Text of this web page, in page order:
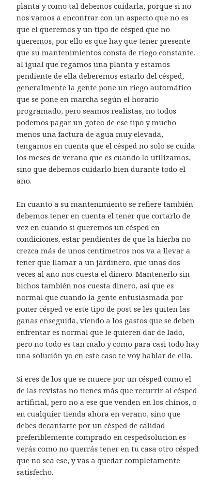
planta y como tal debemos cuidarla, porque si no
nos vamos a encontrar con un aspecto que no es
que el queremos y un tipo de césped que no
queremos, por ello es que hay que tener presente
que su mantenimientos consta de riego constante,
al igual que regamos una planta y estamos
pendiente de ella deberemos estarlo del césped,
generalmente la gente pone un riego automático
que se pone en marcha según el horario
programado, pero seamos realistas, no todos
podemos pagar un goteo de ese tipo y mucho
menos una factura de agua muy elevada,
tengamos en cuenta que el césped no solo se cuida
los meses de verano que es cuando lo utilizamos,
sino que debemos cuidarlo bien durante todo el
año.
En cuanto a su mantenimiento se refiere también
debemos tener en cuenta el tener que cortarlo de
vez en cuando si queremos un césped en
condiciones, estar pendientes de que la hierba no
crezca más de unos centímetros nos va a llevar a
tener que llamar a un jardinero, que unas dos
veces al año nos cuesta el dinero. Mantenerlo sin
bichos también nos cuesta dinero, así que es
normal que cuando la gente entusiasmada por
poner césped ve este tipo de post se les quiten las
ganas enseguida, viendo a los gastos que se deben
enfrentar es normal que le quieren dar de lado,
pero no todo es tan malo y como para casi todo hay
una solución yo en este caso te voy hablar de ella.
Si eres de los que se muere por un césped como el
de las revistas no tienes más que recurrir al césped
artificial, pero no a ese que venden en los chinos, o
en cualquier tienda ahora en verano, sino que
debes decantarte por un césped de calidad
preferiblemente comprado encespedsolucion.es
verás como no querrás tener en tu casa otro césped
que no sea ese, y vas a quedar completamente
satisfecho.